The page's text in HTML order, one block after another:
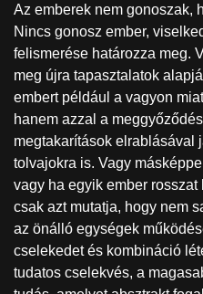
Az emberek nem gonoszak,
Nincs gonosz ember,
felismerése határozza meg.
meg újra tapasztalatok
embert például a vagyon
hanem azzal a
megtakarítások elrablásával
tolvajokra is. Vagy
vagy ha egyik ember
csak azt mutatja, hogy nem
az önálló egységek
cselekedet és kombináció
tudatos cselekvés, a